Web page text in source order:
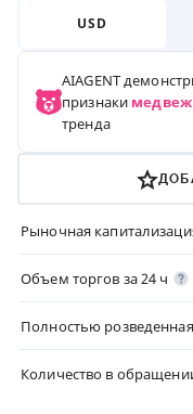
USD
AIAGENT
признаки
тренда
Рыночная
Объем торгов за 24 ч
Полностью
Количество в